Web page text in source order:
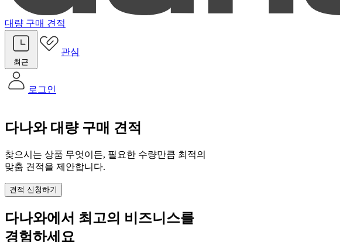
대량 구매 견적
최근
관심
로그인
다나와 대량 구매 견적
찾으시는 상품 무엇이든, 필요한 수량만큼 최적의
맞춤 견적을 제안합니다.
견적 신청하기
다나와에서 최고의 비즈니스를
경험하세요